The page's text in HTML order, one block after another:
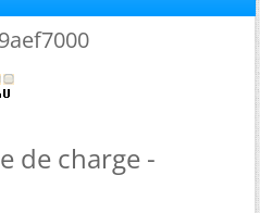
de charge -